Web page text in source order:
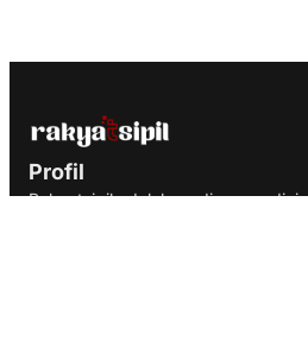
Profil
Rakyatsipil adalah media yang